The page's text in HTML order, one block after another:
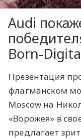
Audi
Born-
Презентация
флагманском
Moscow на
«Ворожея» в
предлагает